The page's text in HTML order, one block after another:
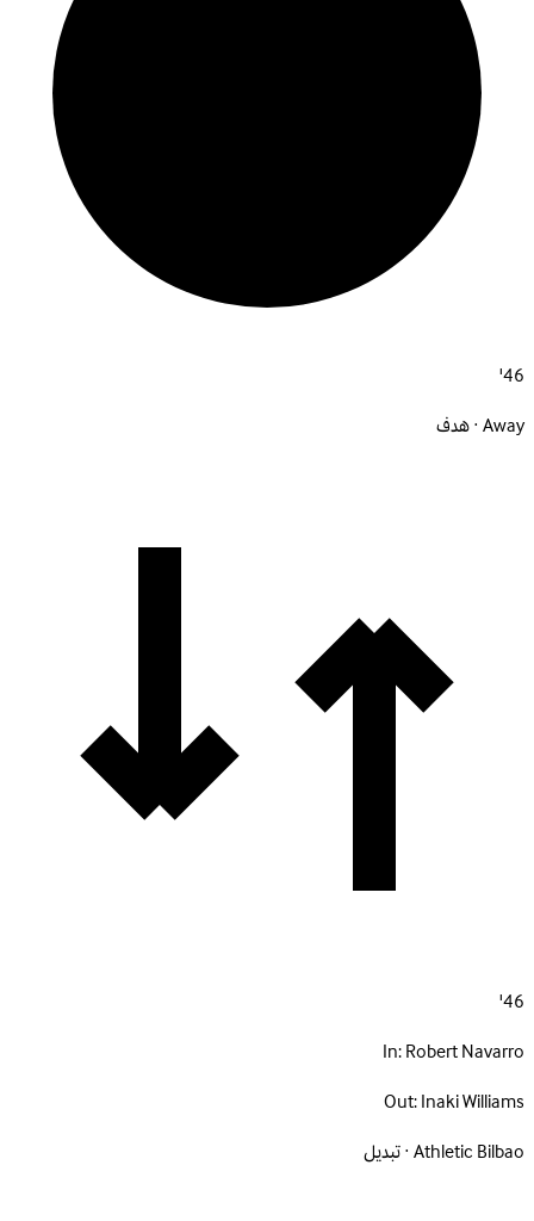
46'
Away · هدف
46'
In:Robert Navarro
Out:Inaki Williams
Athletic Bilbao · تبديل